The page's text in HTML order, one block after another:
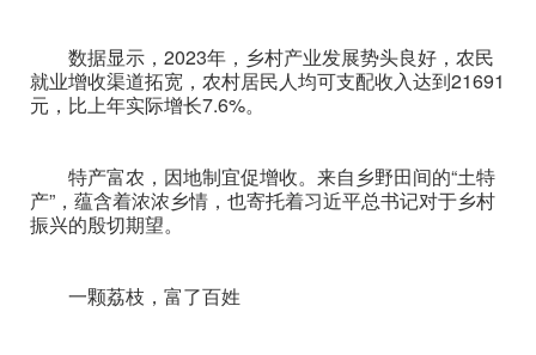
数据显示，2023年，乡村产业发展势头良好，农民
就业增收渠道拓宽，农村居民人均可支配收入达到21691
元，比上年实际增长7.6%。
特产富农，因地制宜促增收。来自乡野田间的“土特
产”，蕴含着浓浓乡情，也寄托着习近平总书记对于乡村
振兴的殷切期望。
一颗荔枝，富了百姓